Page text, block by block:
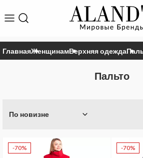
ГлавнаяЖенщинамВерхняя одежда
Пальто
По новизне
-70% -70%